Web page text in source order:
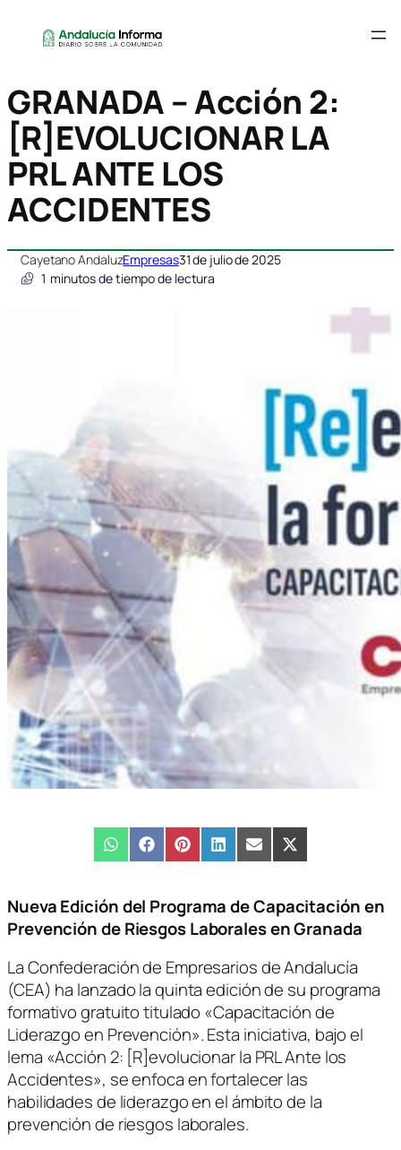
GRANADA – Acción 2:
[R]EVOLUCIONAR LA
PRL ANTE LOS
ACCIDENTES
Cayetano AndaluzEmpresas31 de julio de 2025
1 minutos de tiempo de lectura
Compartir
en
WhatsAppCompartir
en
FacebookCompartir
en
PinterestCompartir
en
LinkedInCompartir
en
EmailCompartir
en
X
(Twitter)
Nueva Edición del Programa de Capacitación en
Prevención de Riesgos Laborales en Granada
La Confederación de Empresarios de Andalucía
(CEA) ha lanzado la quinta edición de su programa
formativo gratuito titulado «Capacitación de
Liderazgo en Prevención». Esta iniciativa, bajo el
lema «Acción 2: [R]evolucionar la PRL Ante los
Accidentes», se enfoca en fortalecer las
habilidades de liderazgo en el ámbito de la
prevención de riesgos laborales.